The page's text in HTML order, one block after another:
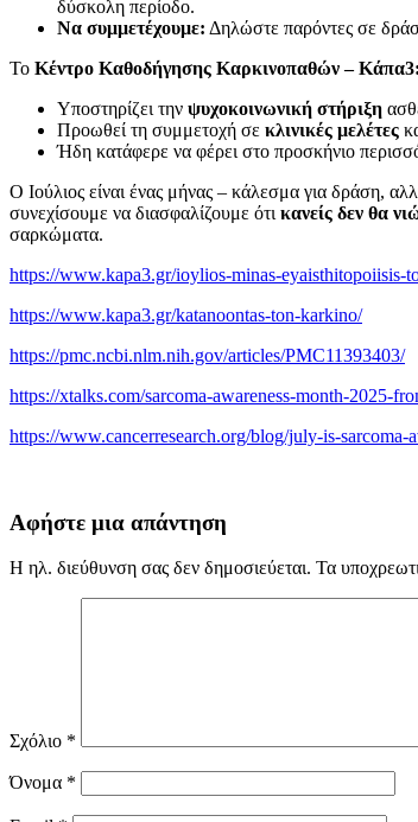
δύσκολη περίοδο.
Να συμμετέχουμε: Δηλώστε παρόντες σε
Το Κέντρο Καθοδήγησης Καρκινοπαθών – Κάπα3:
Υποστηρίζει την ψυχοκοινωνική στήριξη
Προωθεί τη συμμετοχή σε κλινικές μελέτες
Ήδη κατάφερε να φέρει στο προσκήνιο
Ο Ιούλιος είναι ένας μήνας – κάλεσμα για δράση,
συνεχίσουμε να διασφαλίζουμε ότι κανείς δεν θα
σαρκώματα.
https://www.kapa3.gr/ioylios-minas-eyaisthitopoiisis-
https://www.kapa3.gr/katanoontas-ton-karkino/
https://pmc.ncbi.nlm.nih.gov/articles/PMC11393403/
https://xtalks.com/sarcoma-awareness-month-2025-
https://www.cancerresearch.org/blog/july-is-
Αφήστε μια απάντηση
Η ηλ. διεύθυνση σας δεν δημοσιεύεται. Τα
Σχόλιο *
Όνομα *